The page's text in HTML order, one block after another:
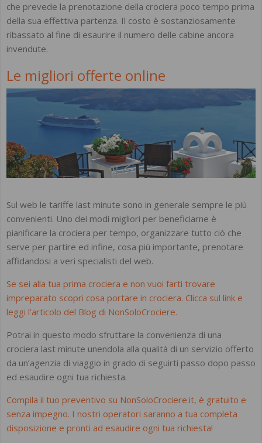
che prevede la prenotazione della crociera poco tempo prima
della sua effettiva partenza. Il costo è sostanziosamente
ribassato al fine di esaurire il numero delle cabine ancora
invendute.
Le migliori offerte online
Sul web le tariffe last minute sono in generale sempre le più
convenienti. Uno dei modi migliori per beneficiarne è
pianificare la crociera per tempo, organizzare tutto ciò che
serve per partire ed infine, cosa più importante, prenotare
affidandosi a veri specialisti del web.
Se sei alla tua prima crociera e non vuoi farti trovare
impreparato scopri cosa portare in crociera. Clicca sul link e
leggi l’articolo del Blog di NonSoloCrociere.
Potrai in questo modo sfruttare la convenienza di una
crociera last minute unendola alla qualità di un servizio offerto
da un’agenzia di viaggio in grado di seguirti passo dopo passo
ed esaudire ogni tua richiesta.
Compila il tuo preventivo su NonSoloCrociere.it, è gratuito e
senza impegno. I nostri operatori saranno a tua completa
disposizione e pronti ad esaudire ogni tua richiesta!